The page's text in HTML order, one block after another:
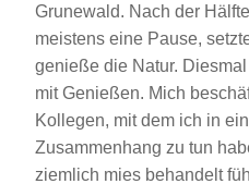
Grunewald. Nach der
meistens eine Pause,
genieße die Natur.
mit Genießen. Mich
Kollegen, mit dem ich in
Zusammenhang zu tun
ziemlich mies behandelt